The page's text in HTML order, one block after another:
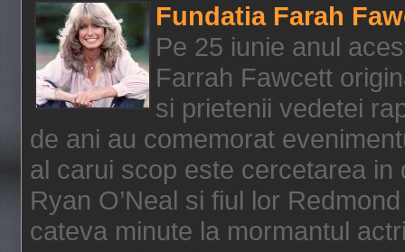
Fundatia Farah
Pe 25 iunie anul
Farrah Fawcett
si prietenii vedetei
de ani au comemorat
al carui scop este cercetarea
Ryan O’Neal si fiul lor
cateva minute la mormantul